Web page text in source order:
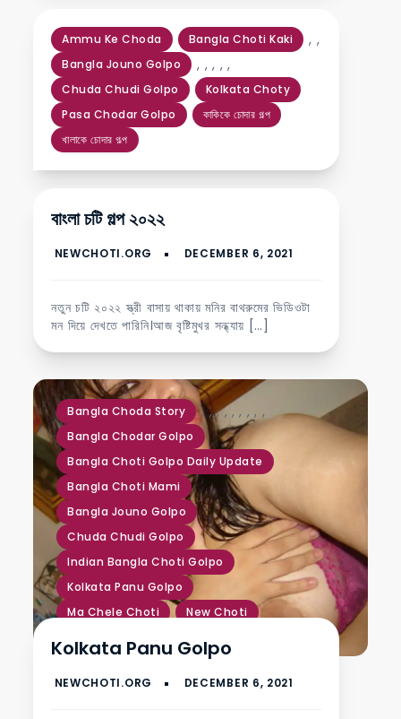
Ammu Ke Choda ,
Bangla Choti Kaki ,
Bangla Jouno Golpo ,
Chuda Chudi Golpo
,
Kolkata Choty
,
Pasa Chodar Golpo
,
কাকিকে চোদার গল্প
,
খালাকে চোদার গল্প
বাংলা চটি গল্প ২০২২
নতুন চটি ২০২২ স্ত্রী বাসায় থাকায় মনির বাথরুমের ভিডিওটা
মন দিয়ে দেখতে পারিনি।আজ বৃষ্টিমুখর সন্ধ্যায় […]
Bangla Choda Story ,
Bangla Chodar Golpo
,
Bangla Choti Golpo Daily Update
,
Bangla Choti Mami
,
Bangla Jouno Golpo
,
Chuda Chudi Golpo
,
Indian Bangla Choti Golpo
,
Kolkata Panu Golpo
,
Ma Chele Choti
,
New Choti
Kolkata Panu Golpo